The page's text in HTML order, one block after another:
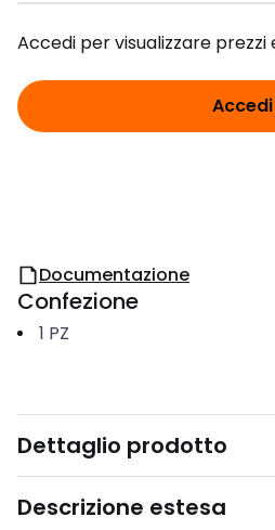
Accedi per visualizzare prezzi
Accedi
Documentazione
Confezione
1 PZ
Dettaglio prodotto
Descrizione estesa